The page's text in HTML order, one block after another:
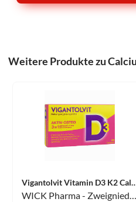
Weitere Produkte zu
Vigantolvit Vitamin D3 K2